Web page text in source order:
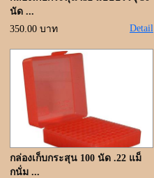
ค้นหาสินค้า
ติดต่อเรา
นัด ...
350.00 บาท
Detail
กล่องเก็บกระสุน 100 นัด .22 แม็
กนั่ม ...